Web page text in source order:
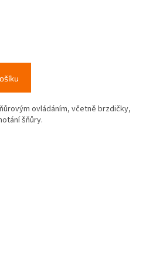
ovládáním, včetně brzdičky,
šňůry.